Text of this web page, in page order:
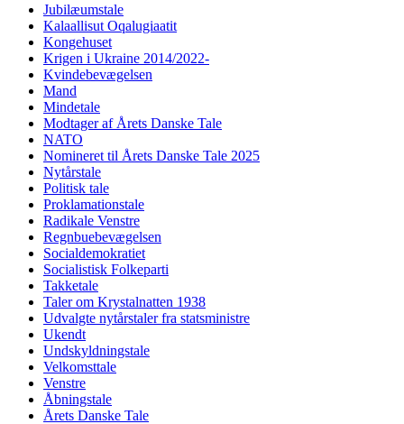
Jubilæumstale
Kalaallisut Oqalugiaatit
Kongehuset
Krigen i Ukraine 2014/2022-
Kvindebevægelsen
Mand
Mindetale
Modtager af Årets Danske Tale
NATO
Nomineret til Årets Danske Tale 2025
Nytårstale
Politisk tale
Proklamationstale
Radikale Venstre
Regnbuebevægelsen
Socialdemokratiet
Socialistisk Folkeparti
Takketale
Taler om Krystalnatten 1938
Udvalgte nytårstaler fra statsministre
Ukendt
Undskyldningstale
Velkomsttale
Venstre
Åbningstale
Årets Danske Tale